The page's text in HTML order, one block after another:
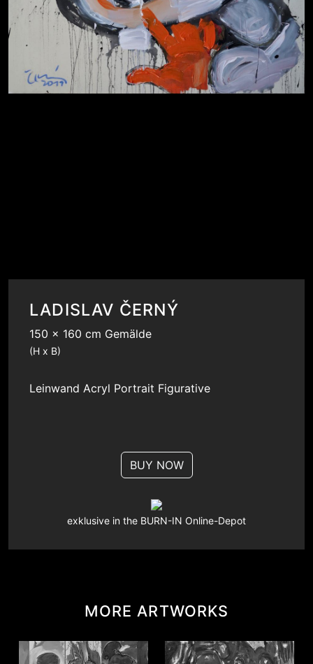
LADISLAV ČERNÝ
150 x 160 cm Gemälde
(H x B)
Leinwand Acryl Portrait Figurative
BUY NOW
exklusive in the BURN-IN Online-Depot
MORE ARTWORKS